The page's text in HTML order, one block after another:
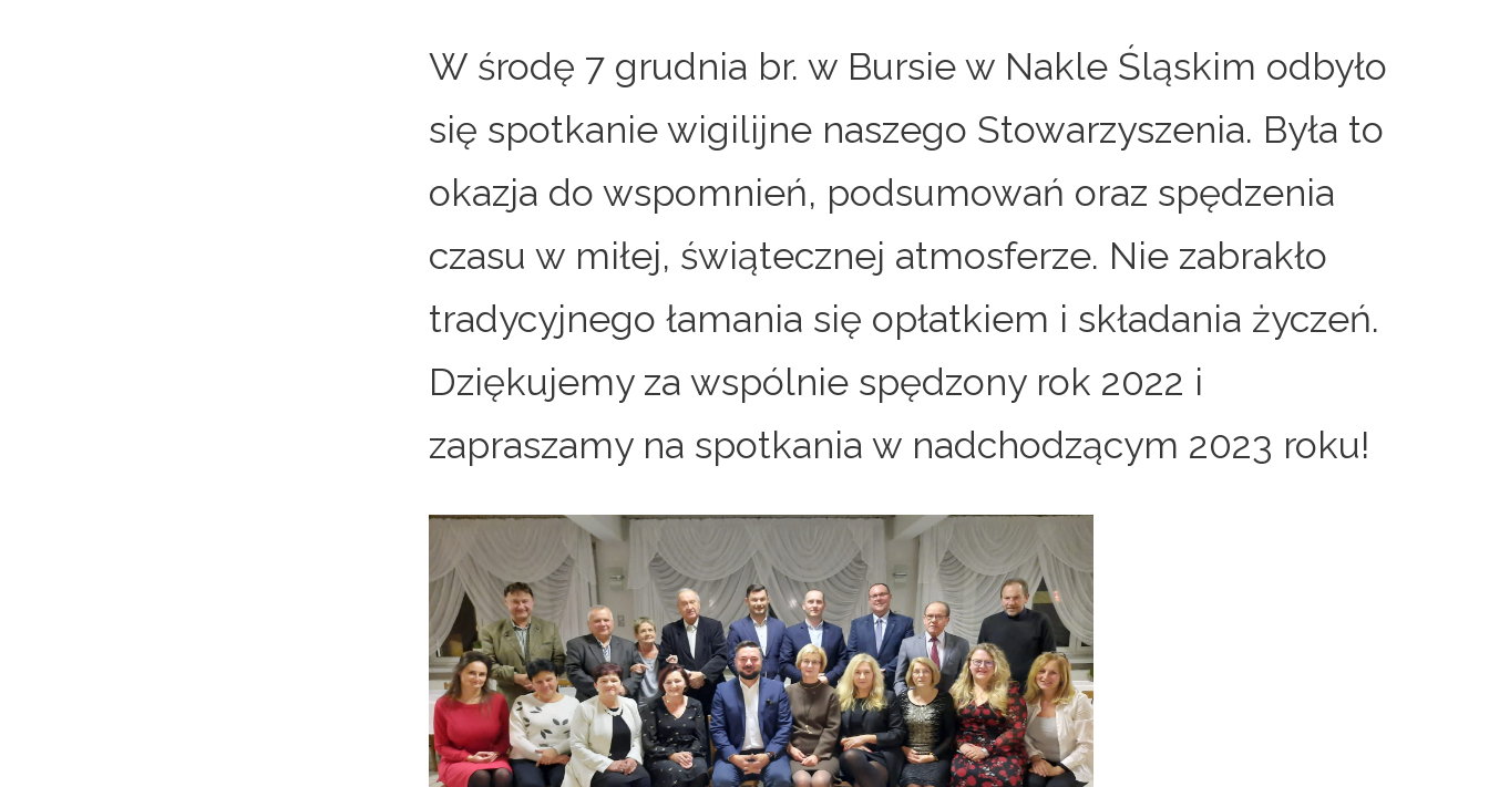
W środę 7 grudnia br. w Bursie w Nakle Śląskim odbyło
się spotkanie wigilijne naszego Stowarzyszenia. Była to
okazja do wspomnień, podsumowań oraz spędzenia
czasu w miłej, świątecznej atmosferze. Nie zabrakło
tradycyjnego łamania się opłatkiem i składania życzeń.
Dziękujemy za wspólnie spędzony rok 2022 i
zapraszamy na spotkania w nadchodzącym 2023 roku!